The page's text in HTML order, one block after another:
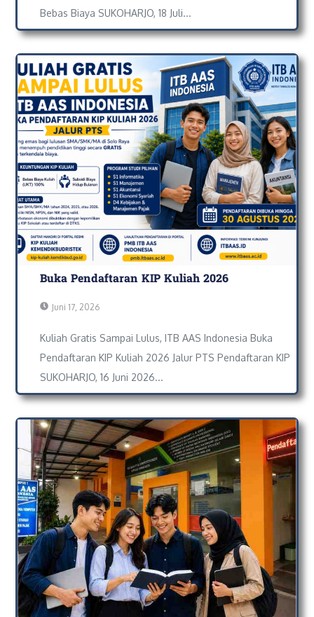
Bebas Biaya SUKOHARJO, 18 Juli...
Buka Pendaftaran KIP Kuliah 2026
Juni 17, 2026
Kuliah Gratis Sampai Lulus, ITB AAS Indonesia Buka
Pendaftaran KIP Kuliah 2026 Jalur PTS Pendaftaran KIP
SUKOHARJO, 16 Juni 2026...